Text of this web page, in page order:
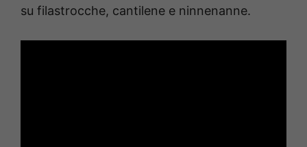
su filastrocche, cantilene e ninnenanne.